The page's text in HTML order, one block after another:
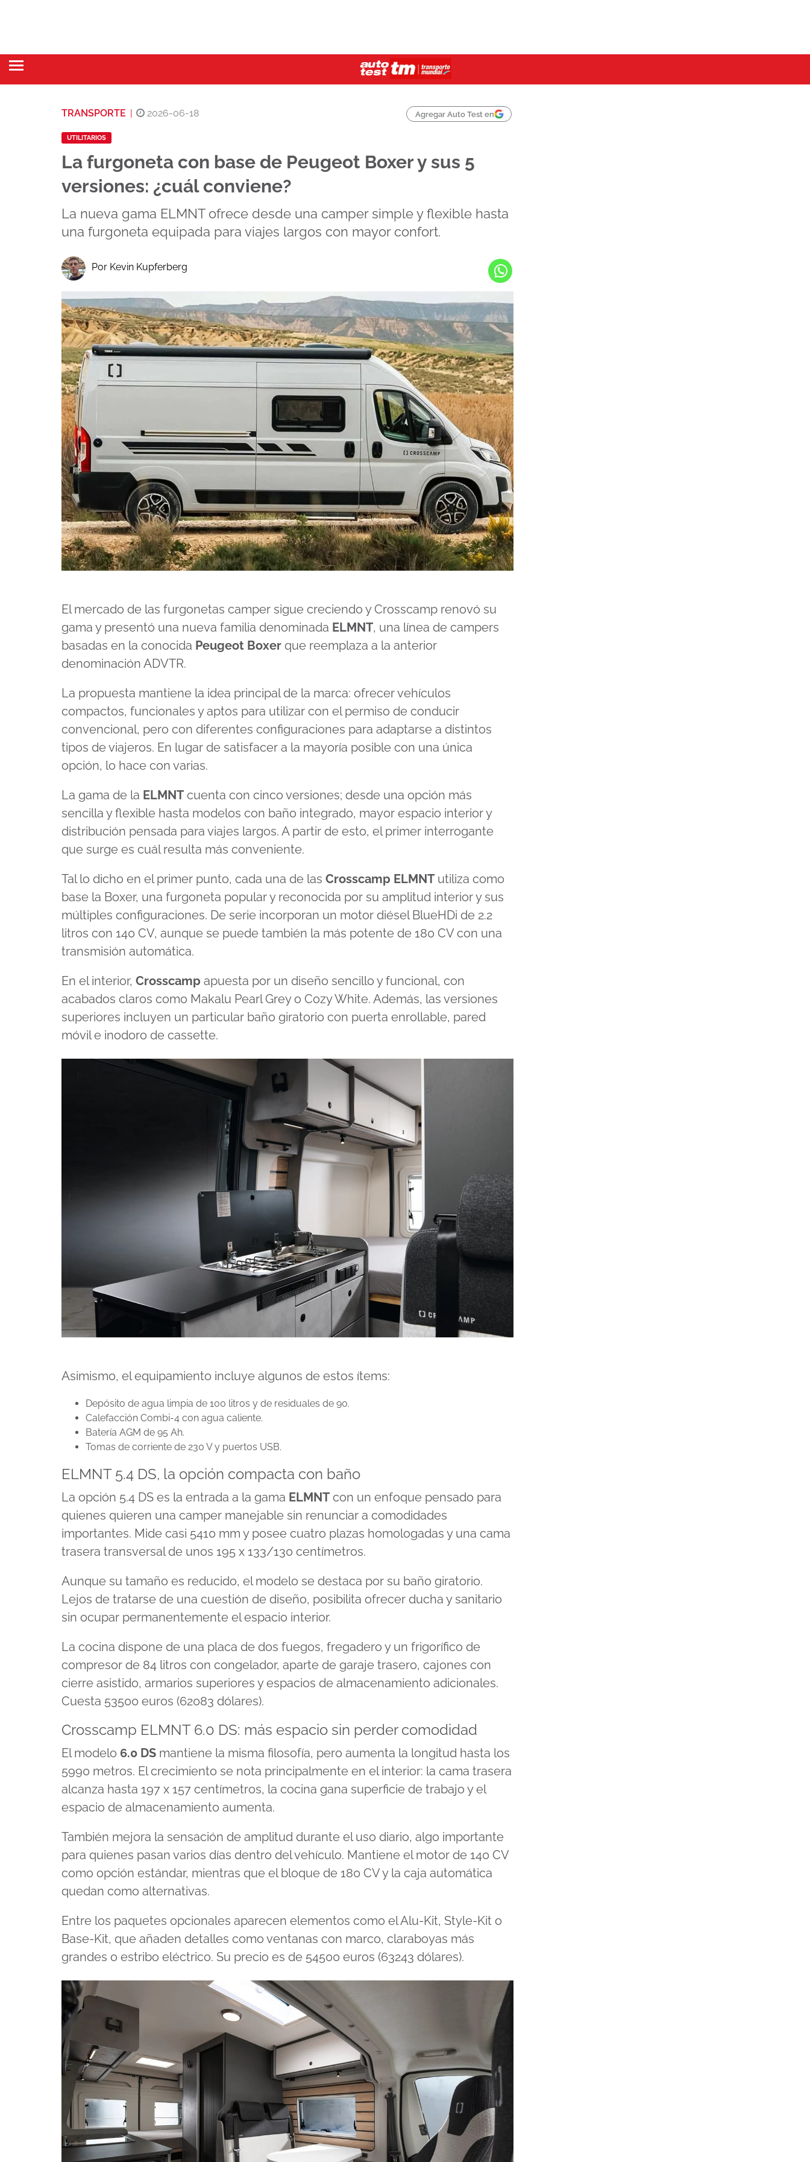
TRANSPORTE 2026-06-18 Agregar Auto Test en
UTILITARIOS
La furgoneta con base de Peugeot Boxer y sus 5
versiones: ¿cuál conviene?
La nueva gama ELMNT ofrece desde una camper simple y flexible hasta
una furgoneta equipada para viajes largos con mayor confort.
Por Kevin Kupferberg
El mercado de las furgonetas camper sigue creciendo y Crosscamp renovó su
gama y presentó una nueva familia denominada ELMNT, una línea de campers
basadas en la conocida Peugeot Boxer que reemplaza a la anterior
denominación ADVTR.
La propuesta mantiene la idea principal de la marca: ofrecer vehículos
compactos, funcionales y aptos para utilizar con el permiso de conducir
convencional, pero con diferentes configuraciones para adaptarse a distintos
tipos de viajeros. En lugar de satisfacer a la mayoría posible con una única
opción, lo hace con varias.
La gama de la ELMNT cuenta con cinco versiones; desde una opción más
sencilla y flexible hasta modelos con baño integrado, mayor espacio interior y
distribución pensada para viajes largos. A partir de esto, el primer interrogante
que surge es cuál resulta más conveniente.
Tal lo dicho en el primer punto, cada una de las Crosscamp ELMNT utiliza como
base la Boxer, una furgoneta popular y reconocida por su amplitud interior y sus
múltiples configuraciones. De serie incorporan un motor diésel BlueHDi de 2.2
litros con 140 CV, aunque se puede también la más potente de 180 CV con una
transmisión automática.
En el interior, Crosscamp apuesta por un diseño sencillo y funcional, con
acabados claros como Makalu Pearl Grey o Cozy White. Además, las versiones
superiores incluyen un particular baño giratorio con puerta enrollable, pared
móvil e inodoro de cassette.
Asimismo, el equipamiento incluye algunos de estos ítems:
Depósito de agua limpia de 100 litros y de residuales de 90.
Calefacción Combi-4 con agua caliente.
Batería AGM de 95 Ah.
Tomas de corriente de 230 V y puertos USB.
ELMNT 5.4 DS, la opción compacta con baño
La opción 5.4 DS es la entrada a la gama ELMNT con un enfoque pensado para
quienes quieren una camper manejable sin renunciar a comodidades
importantes. Mide casi 5410 mm y posee cuatro plazas homologadas y una cama
trasera transversal de unos 195 x 133/130 centímetros.
Aunque su tamaño es reducido, el modelo se destaca por su baño giratorio.
Lejos de tratarse de una cuestión de diseño, posibilita ofrecer ducha y sanitario
sin ocupar permanentemente el espacio interior.
La cocina dispone de una placa de dos fuegos, fregadero y un frigorífico de
compresor de 84 litros con congelador, aparte de garaje trasero, cajones con
cierre asistido, armarios superiores y espacios de almacenamiento adicionales.
Cuesta 53500 euros (62083 dólares).
Crosscamp ELMNT 6.0 DS: más espacio sin perder comodidad
El modelo 6.0 DS mantiene la misma filosofía, pero aumenta la longitud hasta los
5990 metros. El crecimiento se nota principalmente en el interior: la cama trasera
alcanza hasta 197 x 157 centímetros, la cocina gana superficie de trabajo y el
espacio de almacenamiento aumenta.
También mejora la sensación de amplitud durante el uso diario, algo importante
para quienes pasan varios días dentro del vehículo. Mantiene el motor de 140 CV
como opción estándar, mientras que el bloque de 180 CV y la caja automática
quedan como alternativas.
Entre los paquetes opcionales aparecen elementos como el Alu-Kit, Style-Kit o
Base-Kit, que añaden detalles como ventanas con marco, claraboyas más
grandes o estribo eléctrico. Su precio es de 54500 euros (63243 dólares).